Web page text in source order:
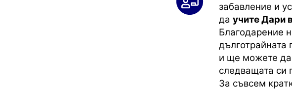
забавление и
да учите Дари
Благодарение
дълготрайната
и ще можете да
следващата си
За съвсем